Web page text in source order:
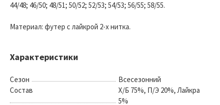
44/48; 46/50; 48/51; 50/52; 52/53; 54/53; 56/55; 58/55.
Материал: футер с лайкрой 2-х нитка.
Характеристики
Сезон
Всесезонний
Состав
Х/Б 75%, П/Э 20%, Лайкра
5%